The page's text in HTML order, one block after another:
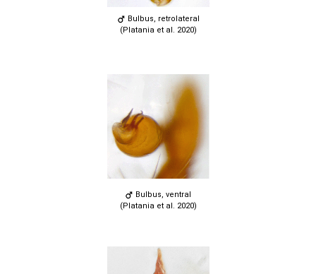
Bulbus, retrolateral
(Platania et al. 2020)
Bulbus, ventral
(Platania et al. 2020)